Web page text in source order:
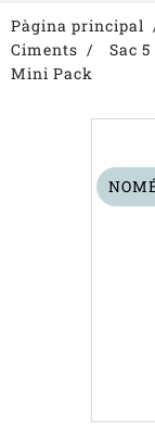
Pàgina principal
Ciments
Sac
Mini Pack